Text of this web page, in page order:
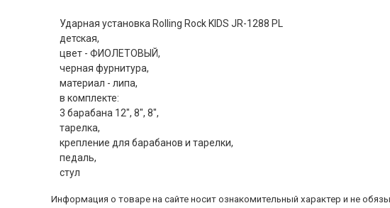
Ударная установка Rolling Rock KIDS JR-1288 PL
детская,
цвет - ФИОЛЕТОВЫЙ,
черная фурнитура,
материал - липа,
в комплекте:
3 барабана 12", 8", 8",
тарелка,
крепление для барабанов и тарелки,
педаль,
стул
Информация о товаре на сайте носит ознакомительный характер и не